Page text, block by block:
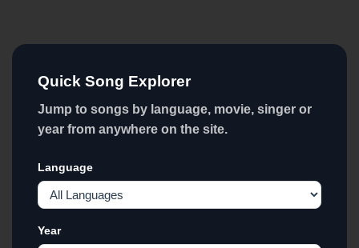
Quick Song Explorer
Jump to songs by language, movie, singer or
year from anywhere on the site.
Language
Year